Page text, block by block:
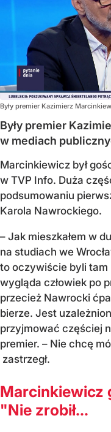
Były premier Kazimierz
Były premier
w mediach
Marcinkiewicz był
w TVP Info. Duża
podsumowaniu
Karola Nawrockiego.
– Jak mieszkałem w
na studiach we
to oczywiście byli tam
wygląda człowiek po
przecież Nawrocki
bierze. Jest
przyjmować częściej
premier. – Nie chcę
zastrzegł.
Marcinkiewicz
"Nie zrobił...